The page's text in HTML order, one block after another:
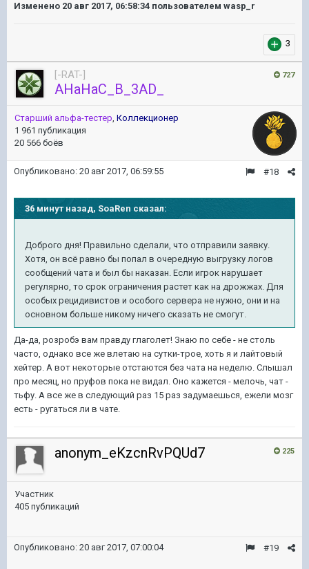
Изменено 20 авг 2017, 06:58:34 пользователем wasp_r
3
727
[-RAT-]
AHaHaC_B_3AD_
Старший альфа-тестер, Коллекционер
1 961 публикация
20 566 боёв
#18
Опубликовано: 20 авг 2017, 06:59:55
36 минут назад, SoaRen сказал:
Доброго дня! Правильно сделали, что отправили заявку.
Хотя, он всё равно бы попал в очередную выгрузку логов
сообщений чата и был бы наказан. Если игрок нарушает
регулярно, то срок ограничения растет как на дрожжах. Для
особых рецидивистов и особого сервера не нужно, они и на
основном больше никому ничего сказать не смогут.
Да-да, розробэ вам правду глаголет! Знаю по себе - не столь
часто, однако все же влетаю на сутки-трое, хоть я и лайтовый
хейтер. А вот некоторые отстаются без чата на неделю. Слышал
про месяц, но пруфов пока не видал. Оно кажется - мелочь, чат -
тьфу. А все же в следующий раз 15 раз задумаешься, ежели мозг
есть - ругаться ли в чате.
225
anonym_eKzcnRvPQUd7
Участник
405 публикаций
#19
Опубликовано: 20 авг 2017, 07:00:04